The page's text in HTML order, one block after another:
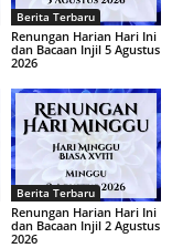
Berita Terbaru
Renungan Harian Hari Ini
dan Bacaan Injil 5 Agustus
2026
Berita Terbaru
Renungan Harian Hari Ini
dan Bacaan Injil 2 Agustus
2026